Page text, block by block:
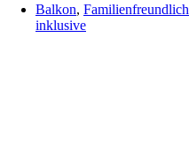
Balkon, Familienfreundlich
inklusive